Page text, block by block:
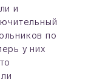
и
по
у них